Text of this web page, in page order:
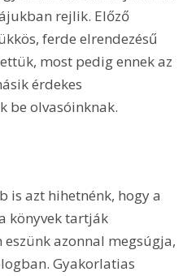
rejlik. Előző
ferde elrendezésű
most pedig ennek az
érdekes
be olvasóinknak.
is azt hihetnénk, hogy a
könyvek tartják
azonnal megsúgja,
Gyakorlatias